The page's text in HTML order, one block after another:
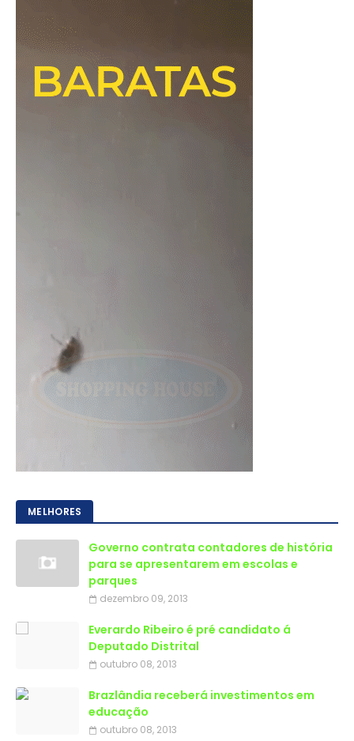
MELHORES
Governo contrata contadores de história
para se apresentarem em escolas e
parques
dezembro 09, 2013
Everardo Ribeiro é pré candidato á
Deputado Distrital
outubro 08, 2013
Brazlândia receberá investimentos em
educação
outubro 08, 2013